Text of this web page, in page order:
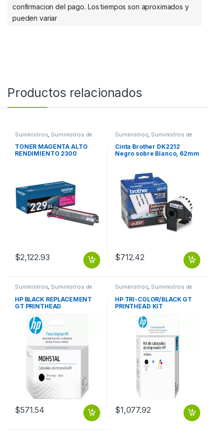
confirmacion del pago. Los tiempos son aproximados y
pueden variar
Productos relacionados
Suministros Suministros de
Impresión
TONER MAGENTA ALTO
RENDIMIENTO 2300
$2,122.93
Suministros Suministros de
Cinta Brother DK2212
Negro sobre Blanco, 62mm
$712.42
Suministros, Suministros de
HP BLACK REPLACEMENT
GT PRINTHEAD
$571.54
Suministros, Suministros de
HP TRI-COLOR/BLACK GT
PRINTHEAD KIT
$1,077.92